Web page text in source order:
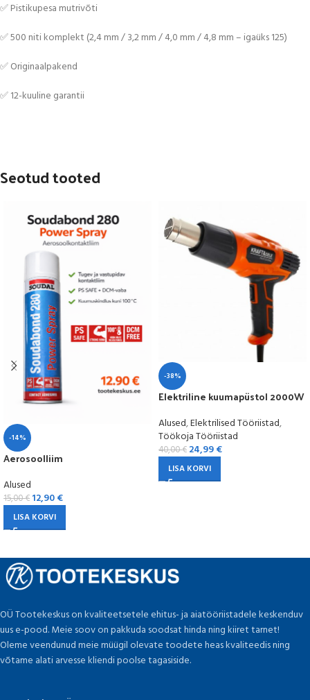
✅ Pistikupesa mutrivõti
✅ 500 niti komplekt (2,4 mm / 3,2 mm / 4,0 mm / 4,8 mm – igaüks 125)
✅ Originaalpakend
✅ 12-kuuline garantii
Seotud tooted
-14%
Aerosoolliim
Alused
15,00€ 12,90€
LISA KORVI
-38%
Elektriline kuumapüstol 2000W
Alused,Elektrilised Tööriistad,
Töökoja Tööriistad
40,00€ 24,99€
LISA KORVI
OÜ Tootekeskus on kvaliteetsetele ehitus- ja aiatööriistadele keskenduv
uus e-pood. Meie soov on pakkuda soodsat hinda ning kiiret tarnet!
Oleme veendunud meie müügil olevate toodete heas kvaliteedis ning
võtame alati arvesse kliendi poolse tagasiside.